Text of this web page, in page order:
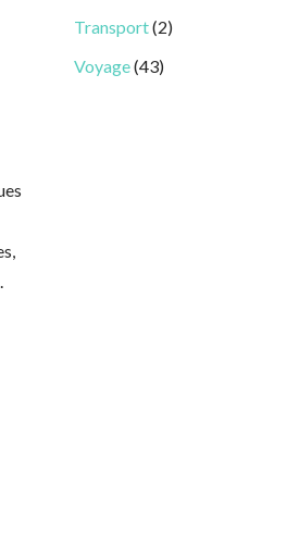
.
Transport(2)
Voyage(43)